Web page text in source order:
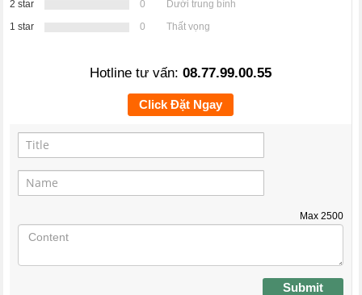
2 star
0
Dưới trung bình
1 star
0 Thất vọng
Hotline tư vấn: 08.77.99.00.55
Click Đặt Ngay
Max 2500
Submit